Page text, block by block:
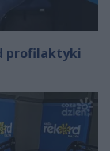
profilaktyki